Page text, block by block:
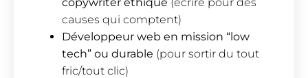
causes qui comptent)
Développeur web en mission “low
tech” ou durable (pour sortir du tout
fric/tout clic)